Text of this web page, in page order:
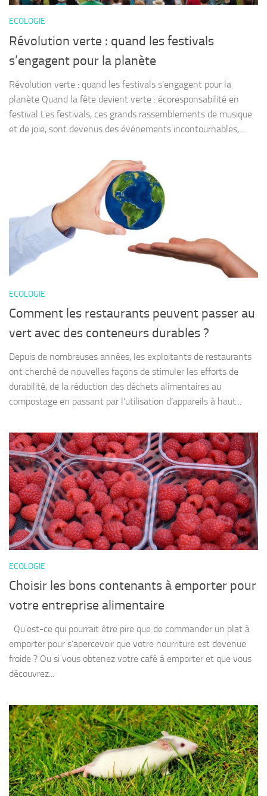
ECOLOGIE
Révolution verte : quand les festivals
s’engagent pour la planète
Révolution verte : quand les festivals s’engagent pour la
planète Quand la fête devient verte : écoresponsabilité en
festival Les festivals, ces grands rassemblements de musique
et de joie, sont devenus des événements incontournables,...
ECOLOGIE
Comment les restaurants peuvent passer au
vert avec des conteneurs durables ?
Depuis de nombreuses années, les exploitants de restaurants
ont cherché de nouvelles façons de stimuler les efforts de
durabilité, de la réduction des déchets alimentaires au
compostage en passant par l’utilisation d’appareils à haut...
ECOLOGIE
Choisir les bons contenants à emporter pour
votre entreprise alimentaire
Qu’est-ce qui pourrait être pire que de commander un plat à
emporter pour s’apercevoir que votre nourriture est devenue
froide ? Ou si vous obtenez votre café à emporter et que vous
découvrez...